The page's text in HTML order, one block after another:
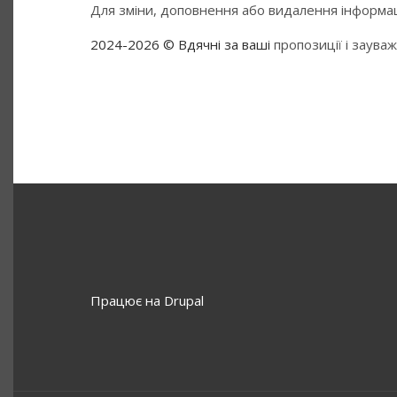
Для зміни, доповнення або видалення
2024-2026 © Вдячні за ваші пропозиції і
Працює на Drupal